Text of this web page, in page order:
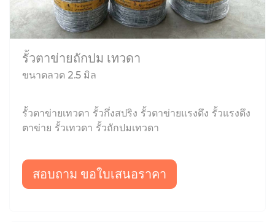
รั้วตาข่ายถักปม เทวดา
ขนาดลวด 2.5 มิล
รั้วตาข่ายเทวดา รั้วกึ่งสปริง รั้วตาข่ายแรงดึง รั้วแรงดึง
ตาข่าย รั้วเทวดา รั้วถักปมเทวดา
สอบถาม ขอใบเสนอราคา